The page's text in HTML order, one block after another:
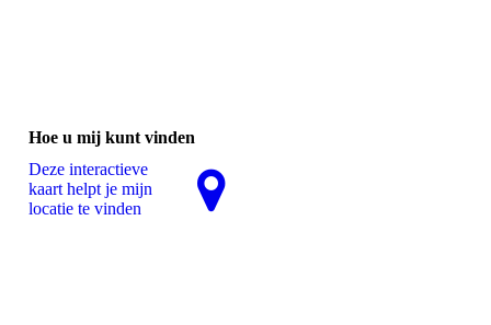
Hoe u mij kunt vinden
Deze interactieve
kaart helpt je mijn
locatie te vinden